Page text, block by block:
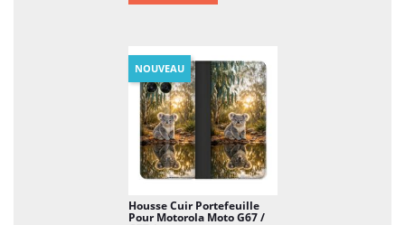
Housse Cuir Portefeuille
Pour Motorola Moto G67 /
NOUVEAU